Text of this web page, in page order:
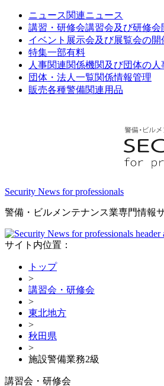
ニュース関連ニュース
講習・研修会講習会及び研修会
イベント 展示会及び展覧会の開
特集一部有料
人事関連関係機関及び団体の人
団体・法人一覧関係情報管理
販売各種警備関連用品
Security News for professionals
警備・ビルメンテナンス業専門情報
サイト内位置：
トップ
>
講習会・研修会
>
東北地方
>
秋田県
>
施設警備業務2級
講習会・研修会